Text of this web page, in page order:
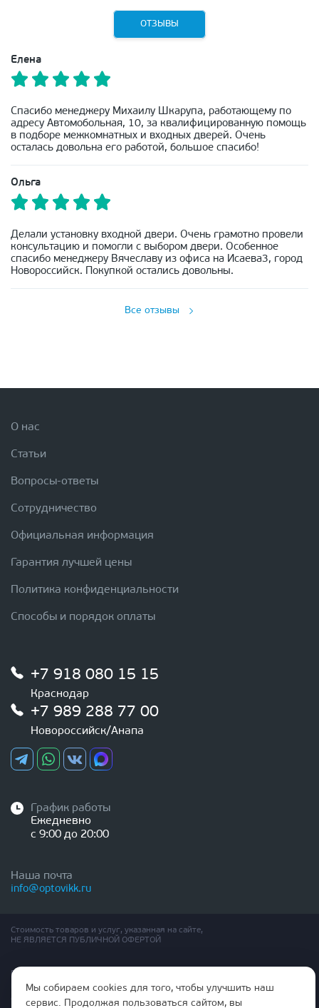
ОТЗЫВЫ
Елена
Спасибо менеджеру Михаилу Шкарупа, работающему по
адресу Автомобольная, 10, за квалифицированную помощь
в подборе межкомнатных и входных дверей. Очень
осталась довольна его работой, большое спасибо!
Ольга
Делали установку входной двери. Очень грамотно провели
консультацию и помогли с выбором двери. Особенное
спасибо менеджеру Вячеславу из офиса на Исаева3, город
Новороссийск. Покупкой остались довольны.
Все отзывы
О нас
Статьи
Вопросы-ответы
Сотрудничество
Официальная информация
Гарантия лучшей цены
Политика конфиденциальности
Способы и порядок оплаты
+7 918 080 15 15
Краснодар
+7 989 288 77 00
Новороссийск/Анапа
График работы
Ежедневно
с 9:00 до 20:00
Наша почта
info@optovikk.ru
Стоимость товаров и услуг, указанная на сайте,
НЕ ЯВЛЯЕТСЯ ПУБЛИЧНОЙ ОФЕРТОЙ
Правила эксплутации входных и межкомнатных дверей
Политика обработки персональных данных
Согласие на обработку персональных данных
Мы собираем cookies для того, чтобы улучшить наш
сервис. Продолжая пользоваться сайтом, вы